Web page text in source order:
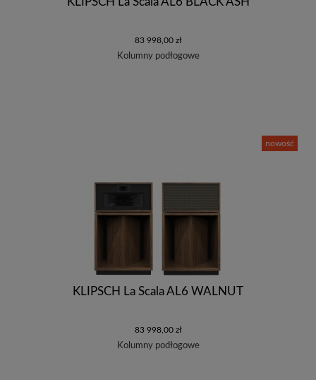
83 998,00 zł
Kolumny podłogowe
KLIPSCH La Scala AL6 WALNUT
83 998,00 zł
Kolumny podłogowe
nowość